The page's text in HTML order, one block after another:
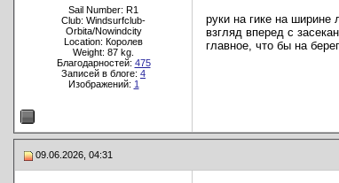
Sail Number: R1
Club: Windsurfclub-
Orbita/Nowindcity
Location: Королев
Weight: 87 kg.
Благодарностей: 475
Записей в блоге: 4
Изображений: 1
руки на гике на ширине
взгляд вперед с
главное, что бы на
09.06.2026, 04:31